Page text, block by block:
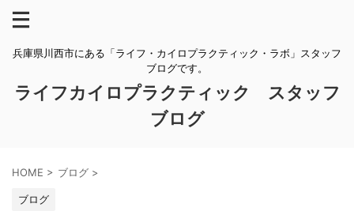
兵庫県川西市にある「ライフ・カイロプラクティック・ラボ」スタッフ
ブログです。
ライフカイロプラクティック スタッフ
ブログ
HOME > ブログ >
ブログ